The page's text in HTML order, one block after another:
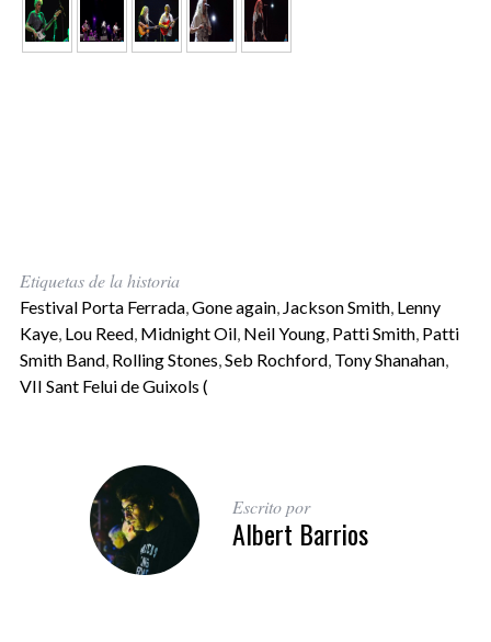
Etiquetas de la historia
Festival Porta Ferrada,Gone again, Jackson Smith, Lenny
Kaye, Lou Reed, Midnight Oil, Neil Young, Patti Smith, Patti
Smith Band, Rolling Stones,Seb Rochford, Tony Shanahan,
VII Sant Felui de Guixols (
Escrito por
Albert Barrios